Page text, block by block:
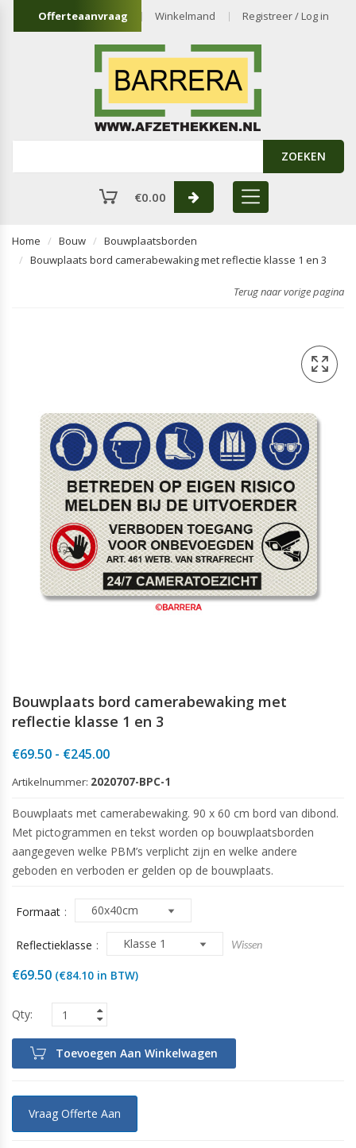
Offerteaanvraag Winkelmand Registreer / Log in
ZOEKEN
€0.00
Home Bouw
Bouwplaatsborden
Bouwplaats bord camerabewaking met reflectie klasse 1 en 3
Terug naar vorige pagina
Bouwplaats bord camerabewaking met
reflectie klasse 1 en 3
€69.50 - €245.00Prijsklasse:
tot
Artikelnummer: 2020707-BPC-1
Bouwplaats met camerabewaking. 90 x 60 cm bord van dibond.
Met pictogrammen en tekst worden op bouwplaatsborden
aangegeven welke PBM’s verplicht zijn en welke andere
geboden en verboden er gelden op de bouwplaats.
Formaat
Reflectieklasse Wissen
€69.50 (€84.10 in BTW)
Toevoegen Aan Winkelwagen
Vraag Offerte Aan